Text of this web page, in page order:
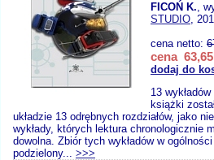
FICOŃ K.,
STUDIO,
cena netto:
cena 63,65
dodaj do
13
książki
układzie 13 odrębnych rozdziałów, jako
wykłady, których lektura chronologicznie
dowolna. Zbiór tych wykładów w
podzielony... >>>